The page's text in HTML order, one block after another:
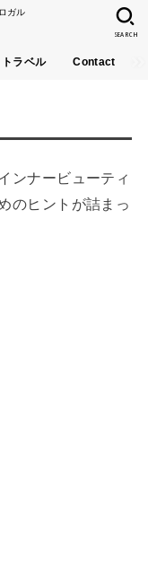
ガル
トラベル Contact
SEARCH
ンナービューティ
のヒントが詰まっ